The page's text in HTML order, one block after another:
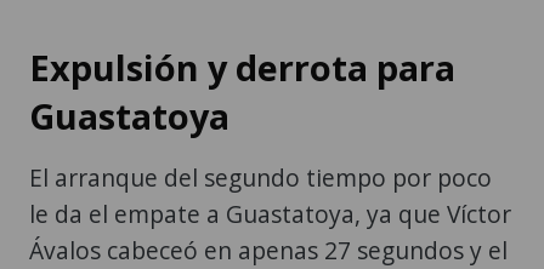
Expulsión y derrota para
Guastatoya
El arranque del segundo tiempo por poco
le da el empate a Guastatoya, ya que Víctor
Ávalos cabeceó en apenas 27 segundos y el